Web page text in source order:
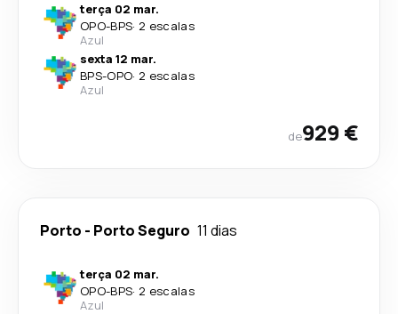
terça 02 mar.
OPO-BPS· 2 escalas
Azul
sexta 12 mar.
BPS-OPO· 2 escalas
Azul
de929 €
Porto - Porto Seguro 11 dias
terça 02 mar.
OPO-BPS· 2 escalas
Azul